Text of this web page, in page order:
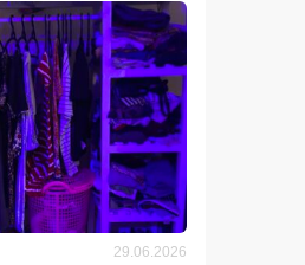
29.06.2026